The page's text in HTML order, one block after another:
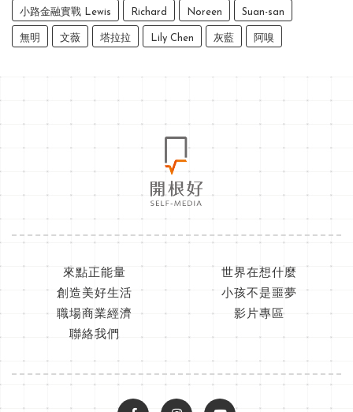
小路金融實戰 Lewis Richard Noreen Suan-san
無明 文薇 塔拉拉 Lily Chen 灰藍 阿嗅
來點正能量
世界在想什麼
創造美好生活
小孩不是噩夢
職場商業經濟
影片專區
聯絡我們